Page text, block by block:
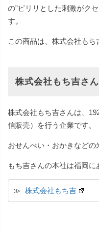
の”ピリリとした刺激がク
す。
この商品は、株式会社もち
株式会社もち吉さ
株式会社もち吉さんは、
信販売）を行う企業です。
おせんべい・おかきなどの
もち吉さんの本社は福岡
≫ 株式会社もち吉